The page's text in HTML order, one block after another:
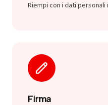
Riempi con i dati
Firma